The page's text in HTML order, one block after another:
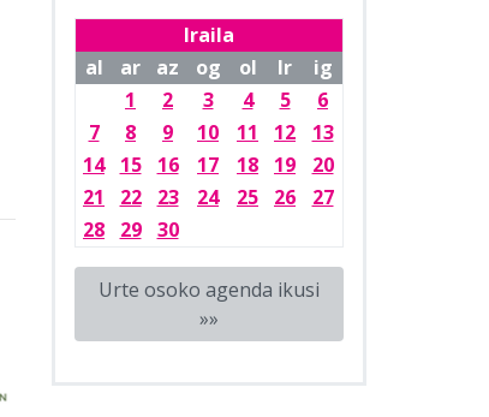
Iraila
al
ar az og ol lr
ig
1
2 3 4 5
6
7
8 9 10 11 12
13
14
15 16 17 18 19
20
21
22 23 24 25 26
27
28
29 30
Urte osoko agenda ikusi
»»